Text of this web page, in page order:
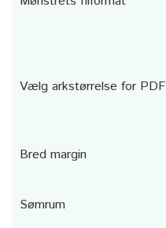
Vælg arkstørrelse for PDF
Bred margin
Sømrum